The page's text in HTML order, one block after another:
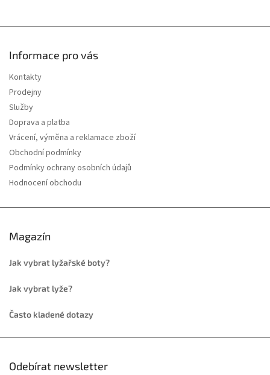
Informace pro vás
Kontakty
Prodejny
Služby
Doprava a platba
Vrácení, výměna a reklamace zboží
Obchodní podmínky
Podmínky ochrany osobních údajů
Hodnocení obchodu
Magazín
Jak vybrat lyžařské boty?
Jak vybrat lyže?
Často kladené dotazy
Odebírat newsletter